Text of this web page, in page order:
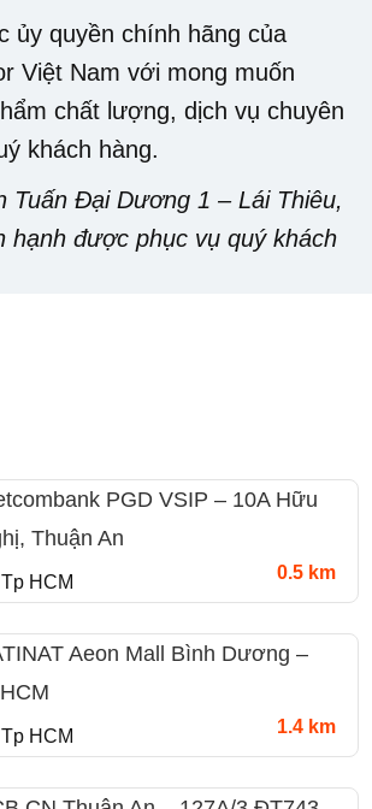
ủy quyền chính hãng của
Việt Nam với mong muốn
chất lượng, dịch vụ chuyên
khách hàng.
Tuấn Đại Dương 1 – Lái Thiêu,
hạnh được phục vụ quý khách
PGD VSIP – 10A Hữu
Thuận An
Tp HCM 0.5 km
Aeon Mall Bình Dương –
Tp HCM 1.4 km